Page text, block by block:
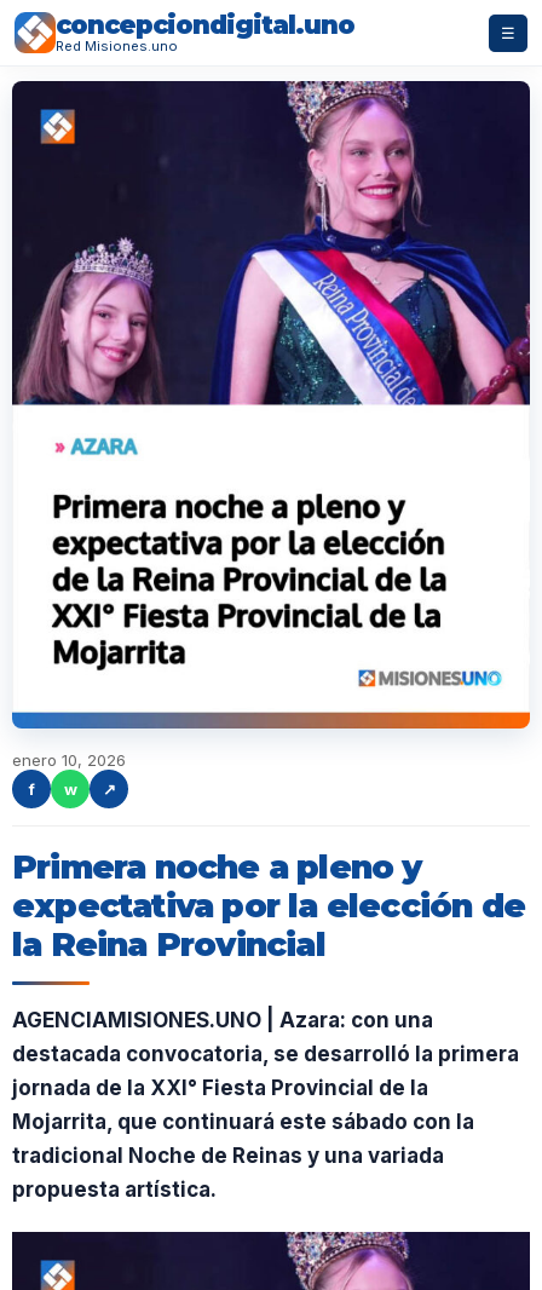
concepciondigital.uno
Red Misiones.uno
☰
enero 10, 2026
f
w ↗
Primera noche a pleno y
expectativa por la elección de
la Reina Provincial
AGENCIAMISIONES.UNO | Azara: con una
destacada convocatoria, se desarrolló la primera
jornada de la XXI° Fiesta Provincial de la
Mojarrita, que continuará este sábado con la
tradicional Noche de Reinas y una variada
propuesta artística.